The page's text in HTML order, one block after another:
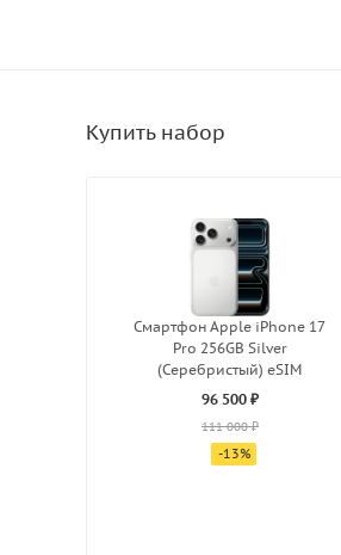
Смартфон Apple iPhone 17
Pro 256GB Silver
(Серебристый) eSIM
96 500 ₽
111 000 ₽
-13%